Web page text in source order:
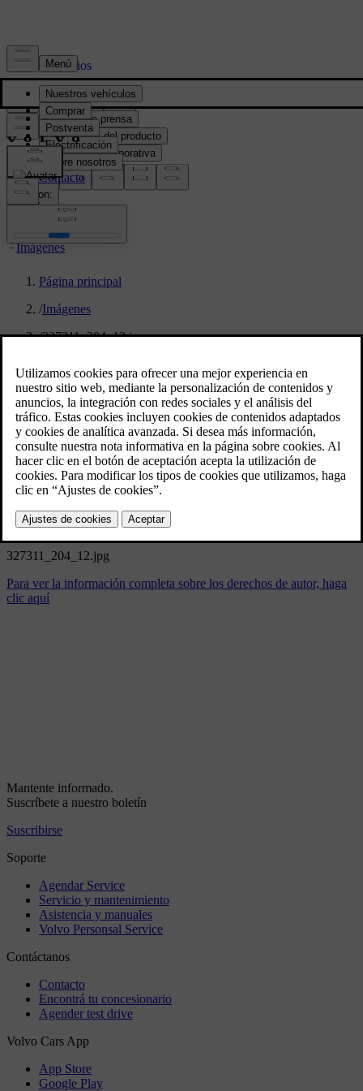
Prensa y Medios
Material de prensa
Información del producto
Información corporativa
Contacto de medios
location:
PY
Imágenes
Página principal
/Imágenes
/327311_204_12.jpg
327311_204_12.jpg
4/24/2024
Marcador
Compartir
Descargar
327311_204_12.jpg
Para ver la información completa sobre los derechos de autor, haga
clic aquí